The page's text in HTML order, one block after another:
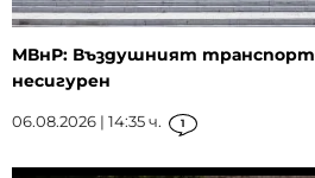
МВнР: Въздушният
несигурен
06.08.2026 | 14:35 ч. 1